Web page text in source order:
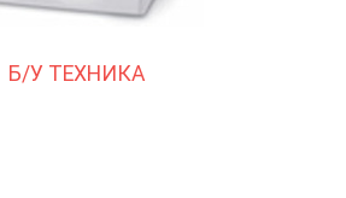
Б/У ТЕХНИКА